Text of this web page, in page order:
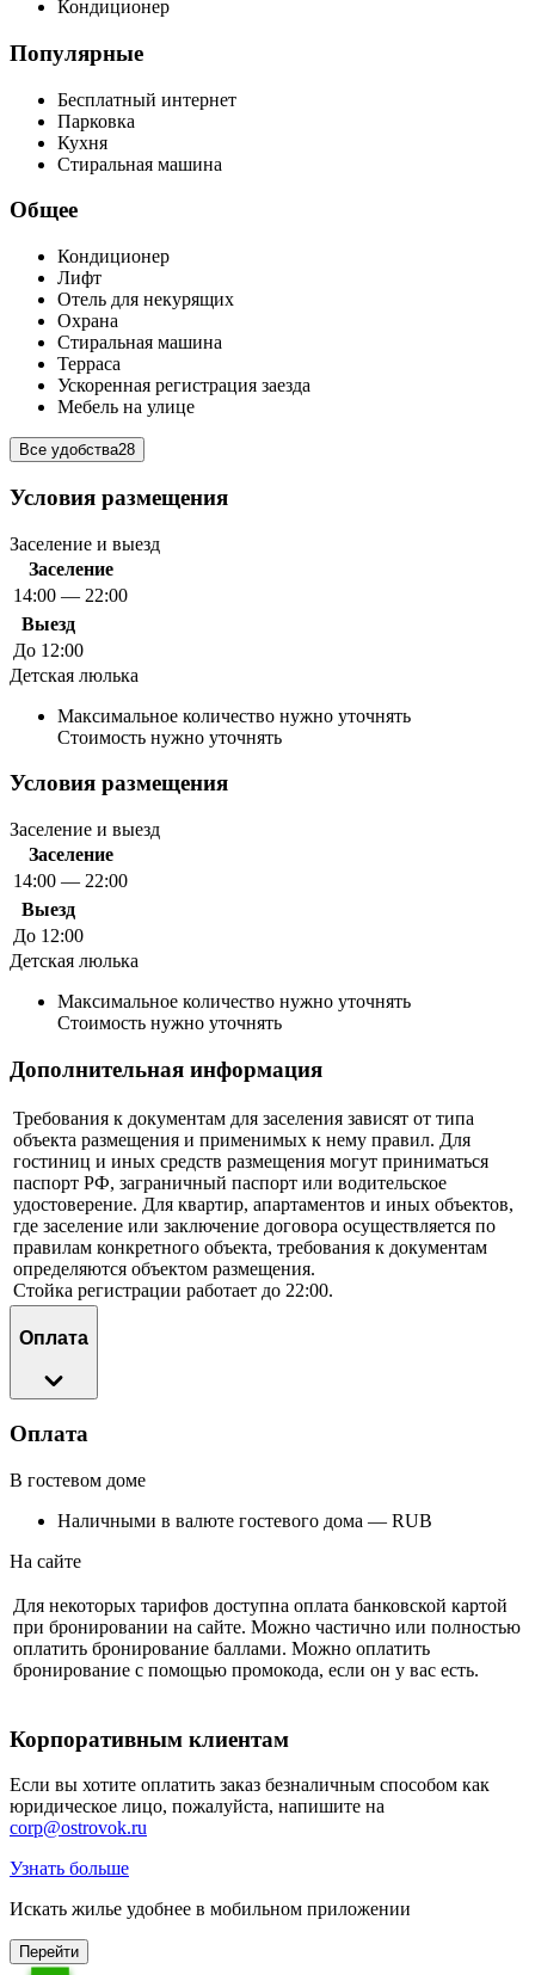
Кондиционер
Популярные
Бесплатный интернет
Парковка
Кухня
Стиральная машина
Общее
Кондиционер
Лифт
Отель для некурящих
Охрана
Стиральная машина
Терраса
Ускоренная регистрация заезда
Мебель на улице
Все удобства28
Условия размещения
Заселение и выезд
Заселение
14:00 — 22:00
Выезд
До 12:00
Детская люлька
Максимальное количество нужно уточнять
Стоимость нужно уточнять
Условия размещения
Заселение и выезд
Заселение
14:00 — 22:00
Выезд
До 12:00
Детская люлька
Максимальное количество нужно уточнять
Стоимость нужно уточнять
Дополнительная информация
Требования к документам для заселения зависят от типа
объекта размещения и применимых к нему правил. Для
гостиниц и иных средств размещения могут приниматься
паспорт РФ, заграничный паспорт или водительское
удостоверение. Для квартир, апартаментов и иных объектов,
где заселение или заключение договора осуществляется по
правилам конкретного объекта, требования к документам
определяются объектом размещения.
Стойка регистрации работает до 22:00.
Оплата
Оплата
В гостевом доме
Наличными в валюте гостевого дома — RUB
На сайте
Для некоторых тарифов доступна оплата банковской картой
при бронировании на сайте. Можно частично или полностью
оплатить бронирование баллами. Можно оплатить
бронирование с помощью промокода, если он у вас есть.
Корпоративным клиентам
Если вы хотите оплатить заказ безналичным способом как
юридическое лицо, пожалуйста, напишите на
corp@ostrovok.ru
Узнать больше
Искать жилье удобнее в мобильном приложении
Перейти